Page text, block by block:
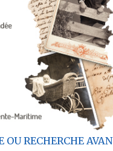
OU RECHERCHE